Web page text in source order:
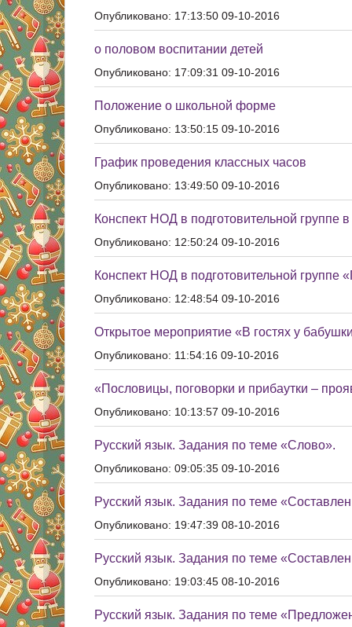
Опубликовано: 17:13:50 09-10-2016
о половом воспитании детей
Опубликовано: 17:09:31 09-10-2016
Положение о школьной форме
Опубликовано: 13:50:15 09-10-2016
График проведения классных часов
Опубликовано: 13:49:50 09-10-2016
Конспект НОД в подготовительной
Опубликовано: 12:50:24 09-10-2016
Конспект НОД в подготовительной группе
Опубликовано: 12:48:54 09-10-2016
Открытое мероприятие «В гостях у
Опубликовано: 11:54:16 09-10-2016
«Пословицы, поговорки и прибаутки –
Опубликовано: 10:13:57 09-10-2016
Русский язык. Задания по теме «Слово».
Опубликовано: 09:05:35 09-10-2016
Русский язык. Задания по теме
Опубликовано: 19:47:39 08-10-2016
Русский язык. Задания по теме
Опубликовано: 19:03:45 08-10-2016
Русский язык. Задания по теме